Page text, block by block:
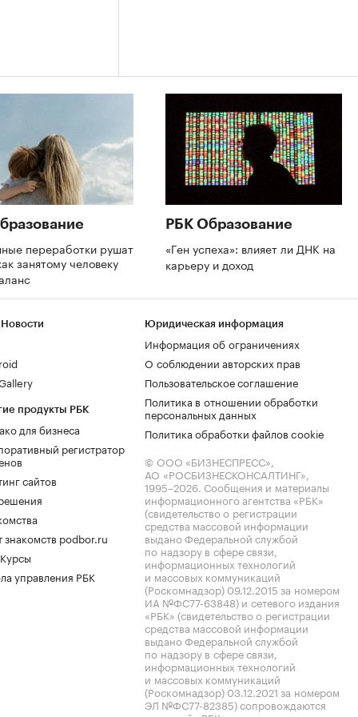
переработки рушат
занятому человеку
РБК Образование
«Ген успеха»: влияет ли ДНК на
карьеру и доход
продукты РБК
для бизнеса
регистратор
сайтов
знакомств podbor.ru
управления РБК
Юридическая информация
Информация об ограничениях
О соблюдении авторских прав
Пользовательское соглашение
Политика в отношении обработки
персональных данных
Политика обработки файлов cookie
© ООО «БИЗНЕСПРЕСС»,
АО «РОСБИЗНЕСКОНСАЛТИНГ»,
1995–2026. Сообщения и материалы
информационного агентства «РБК»
(свидетельство о регистрации
средства массовой информации
выдано Федеральной службой
по надзору в сфере связи,
информационных технологий
и массовых коммуникаций
(Роскомнадзор) 09.12.2015 за номером
ИА №ФС77-63848) и сетевого издания
«РБК» (свидетельство о регистрации
средства массовой информации
выдано Федеральной службой
по надзору в сфере связи,
информационных технологий
и массовых коммуникаций
(Роскомнадзор) 03.12.2021 за номером
ЭЛ №ФС77-82385) сопровождаются